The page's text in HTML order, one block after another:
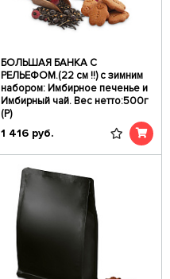
БОЛЬШАЯ БАНКА С
РЕЛЬЕФОМ.(22 см !!) с зимним
набором: Имбирное печенье и
Имбирный чай. Вес нетто:500г
(Р)
1 416 руб.